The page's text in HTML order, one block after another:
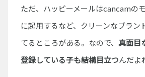
ただ、ハッピーメールはcancamの
に起用するなど、クリーンなブラン
てるところがある。なので、 真面目
登録している子も結構目立つんだよ